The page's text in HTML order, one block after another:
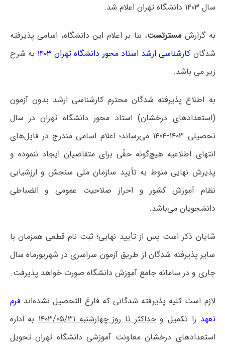
سال ۱۴۰۳ دانشگاه تهران اعلام شد.
به گزارش مسترتست، بنا بر اعلام این دانشگاه، اسامی پذیرفته
شدگان کارشناسی ارشد استاد محور دانشگاه تهران ۱۴۰۳
به شرح
زیر می باشد.
به اطلاع پذیرفته شدگان محترم کارشناسی ارشد بدون آزمون
(استعدادهای درخشان) استاد محور دانشگاه تهران در سال
تحصیلی ۱۴۰۳-۱۴۰۴ می‌رساند؛ اعلام اسامی مندرج در فایل‌های
انتهای اطلاعیه هیچ‌گونه حقّی برای متقاضیان ایجاد ننموده و
پذیرش نهایی منوط به تأیید سازمان ملی سنجش و ارزشیابی
نظام آموزش کشور و احراز صلاحیت عمومی و انضباطی
دانشجویان می‌باشد.
شایان ذکر است پس از تأیید نهایی؛ ثبت نام قطعی همزمان با
سایر پذیرفته شدگان از طریق آزمون سراسری در شهریورماه سال
جاری و در سامانه جامع آموزش دانشگاه صورت خواهد پذیرفت.
لازم است کلیه پذیرفته شدگانی که فارغ التحصیل نشده‌اندفرم
تعهد را تکمیل وحداکثر تا روز چهارشنبه ۱۴۰۳/۰۵/۳۱‬
به اداره
استعدادهای درخشان معاونت آموزشی دانشگاه تهران تحویل